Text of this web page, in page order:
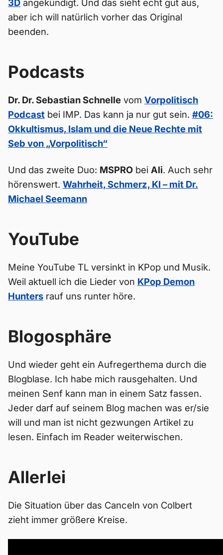
3D angekündigt. Und das sieht echt gut aus,
aber ich will natürlich vorher das Original
beenden.
Podcasts
Dr. Dr. Sebastian Schnelle vom Vorpolitisch
Podcast bei IMP. Das kann ja nur gut sein. #06:
Okkultismus, Islam und die Neue Rechte mit
Seb von „Vorpolitisch“
Und das zweite Duo: MSPRO bei Ali. Auch sehr
hörenswert. Wahrheit, Schmerz, KI – mit Dr.
Michael Seemann
YouTube
Meine YouTube TL versinkt in KPop und Musik.
Weil aktuell ich die Lieder von KPop Demon
Hunters rauf uns runter höre.
Blogosphäre
Und wieder geht ein Aufregerthema durch die
Blogblase. Ich habe mich rausgehalten. Und
meinen Senf kann man in einem Satz fassen.
Jeder darf auf seinem Blog machen was er/sie
will und man ist nicht gezwungen Artikel zu
lesen. Einfach im Reader weiterwischen.
Allerlei
Die Situation über das Canceln von Colbert
zieht immer größere Kreise.